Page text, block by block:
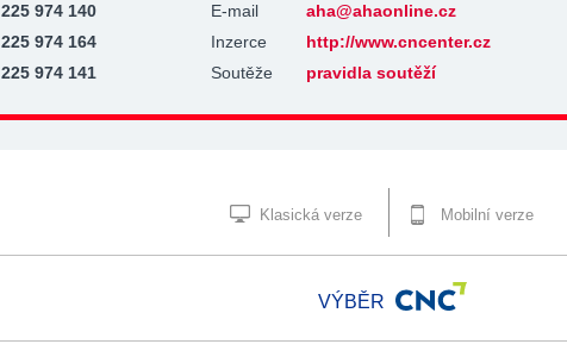
225 974 140
225 974 164
225 974 141
E-mail
aha@ahaonline.cz
Inzerce
http://www.cncenter.cz
Soutěže
pravidla soutěží
Klasická verze Mobilní verze
VÝBĚR